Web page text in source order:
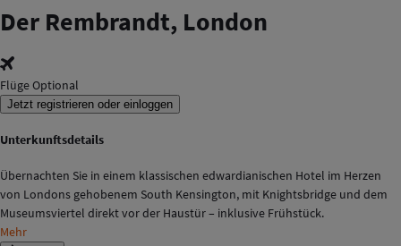
Der Rembrandt, London
Flüge Optional
Jetzt registrieren oder einloggen
Unterkunftsdetails
Übernachten Sie in einem klassischen edwardianischen Hotel im Herzen
von Londons gehobenem South Kensington, mit Knightsbridge und dem
Museumsviertel direkt vor der Haustür – inklusive Frühstück.
Mehr